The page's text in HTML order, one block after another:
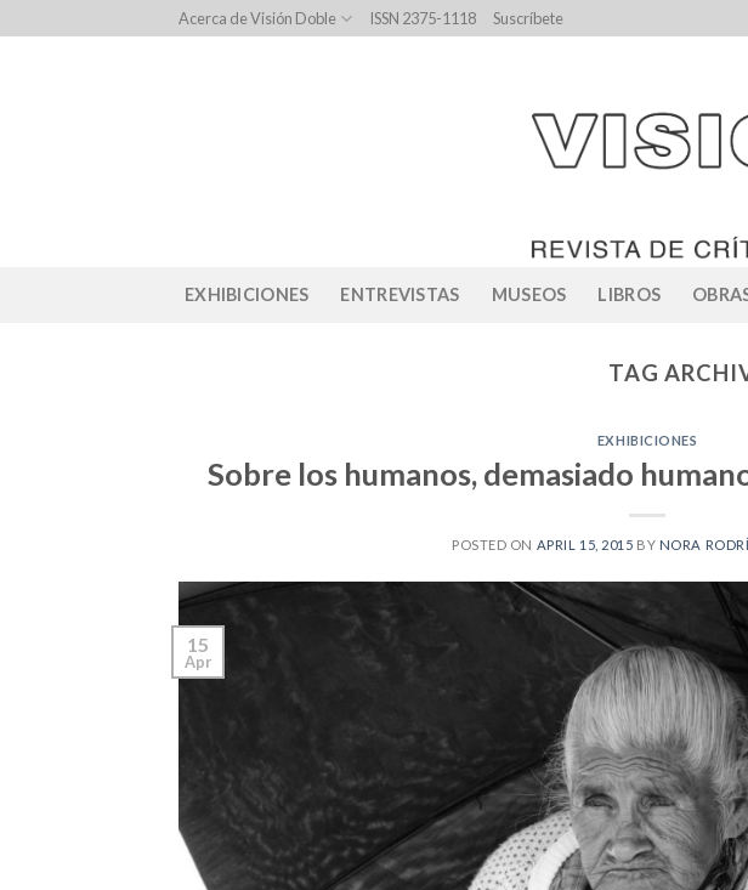
to
Acerca de Visión Doble ISSN 2375-1118 Suscríbete
EXHIBICIONES ENTREVISTAS MUSEOS LIBROS
TAG
EXHIBICIONES
Sobre los humanos, demasiado
POSTED ON APRIL 15, 2015 BY NORA
15
Apr